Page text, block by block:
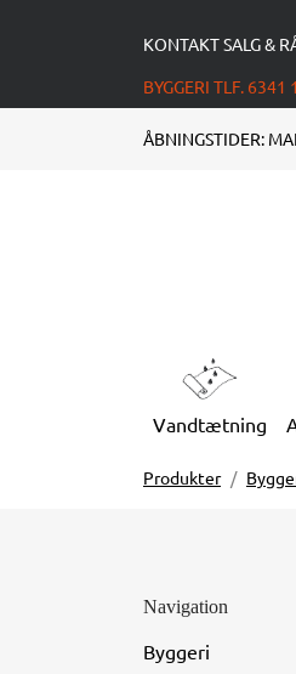
KONTAKT SALG &
BYGGERI TLF.
ÅBNINGSTIDER:
Vandtætning
Produkter
Navigation
Byggeri